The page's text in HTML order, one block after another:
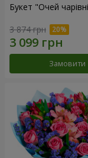
Букет "Очей
3 874 грн
Замовити